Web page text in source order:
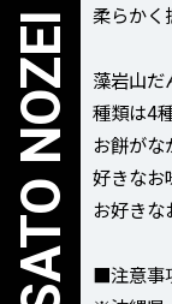
柔らかく
藻岩山だ
種類は4
お餅がな
好きなお
お好きな
■注意事